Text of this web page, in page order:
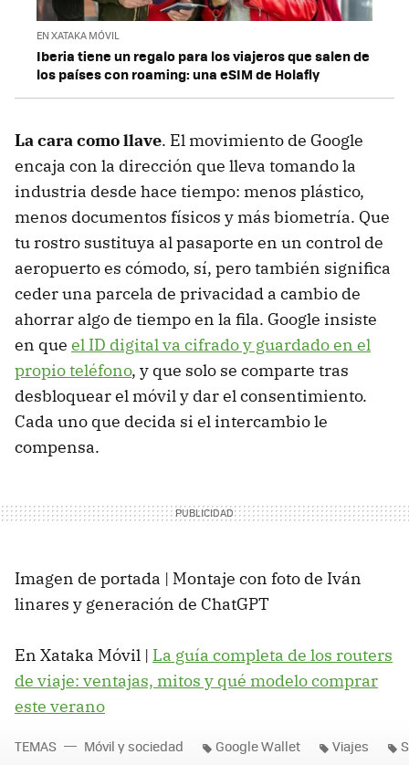
EN XATAKA MÓVIL
Iberia tiene un regalo para los viajeros que salen de
los países con roaming: una eSIM de Holafly
La cara como llave. El movimiento de Google
encaja con la dirección que lleva tomando la
industria desde hace tiempo: menos plástico,
menos documentos físicos y más biometría. Que
tu rostro sustituya al pasaporte en un control de
aeropuerto es cómodo, sí, pero también significa
ceder una parcela de privacidad a cambio de
ahorrar algo de tiempo en la fila. Google insiste
en que el ID digital va cifrado y guardado en el
propio teléfono, y que solo se comparte tras
desbloquear el móvil y dar el consentimiento.
Cada uno que decida si el intercambio le
compensa.
Imagen de portada | Montaje con foto de Iván
linares y generación de ChatGPT
En Xataka Móvil | La guía completa de los routers
de viaje: ventajas, mitos y qué modelo comprar
este verano
TEMAS Móvil y sociedad Google Wallet Viajes